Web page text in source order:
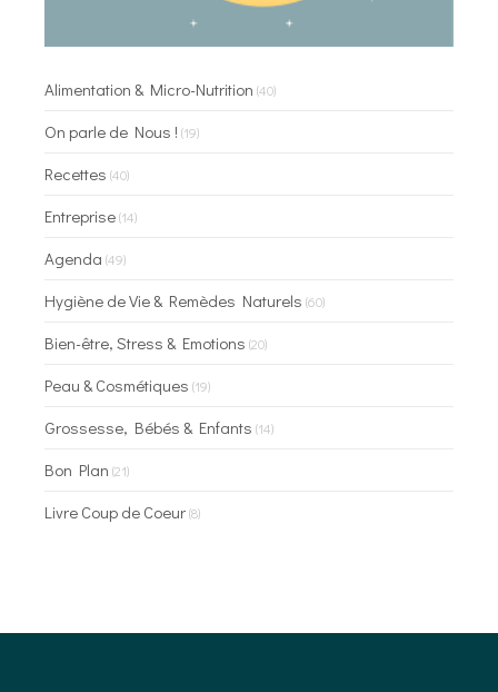
Alimentation & Micro-Nutrition (40)
On parle de Nous ! (19)
Recettes (40)
Entreprise(14)
Agenda (49)
Hygiène de Vie & Remèdes Naturels (60)
Bien-être, Stress & Emotions (20)
Peau & Cosmétiques (19)
Grossesse, Bébés & Enfants (14)
Bon Plan (21)
Livre Coup de Coeur(8)